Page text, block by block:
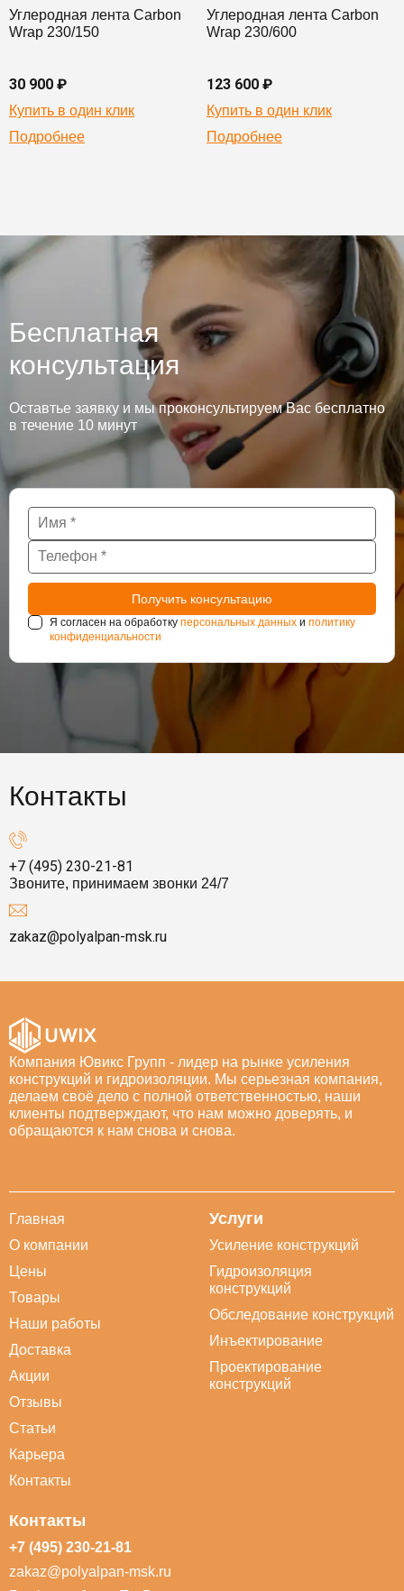
Углеродная лента Carbon
Wrap 230/150
30 900 ₽
Купить в один клик
Подробнее
Углеродная лента Carbon
Wrap 230/600
123 600 ₽
Купить в один клик
Подробнее
Бесплатная
консультация
Оставтье заявку и мы проконсультируем Вас бесплатно
в течение 10 минут
Я согласен на обработку персональных данных и политику
конфиденциальности
Контакты
+7 (495) 230-21-81
Звоните, принимаем звонки 24/7
zakaz@polyalpan-msk.ru
Компания Ювикс Групп - лидер на рынке усиления
конструкций и гидроизоляции. Мы серьезная компания,
делаем своё дело с полной ответственностью, наши
клиенты подтверждают, что нам можно доверять, и
обращаются к нам снова и снова.
Главная
О компании
Цены
Товары
Наши работы
Доставка
Акции
Отзывы
Статьи
Карьера
Контакты
Услуги
Усиление конструкций
Гидроизоляция
конструкций
Обследование конструкций
Инъектирование
Проектирование
конструкций
Контакты
+7 (495) 230-21-81
zakaz@polyalpan-msk.ru